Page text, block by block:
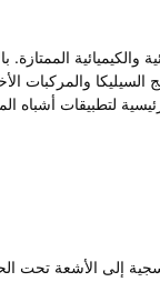
والمركبات
لتطبيقات أشباه